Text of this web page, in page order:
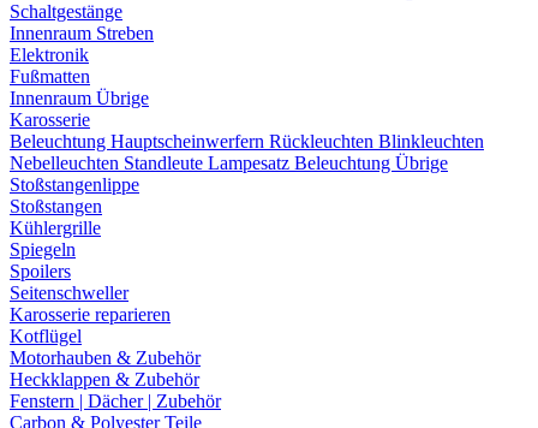
Schaltgestänge
Innenraum Streben
Elektronik
Fußmatten
Innenraum Übrige
Karosserie
Beleuchtung Hauptscheinwerfern Rückleuchten Blinkleuchten
Nebelleuchten Standleute Lampesatz Beleuchtung Übrige
Stoßstangenlippe
Stoßstangen
Kühlergrille
Spiegeln
Spoilers
Seitenschweller
Karosserie reparieren
Kotflügel
Motorhauben & Zubehör
Heckklappen & Zubehör
Fenstern | Dächer | Zubehör
Carbon & Polyester Teile